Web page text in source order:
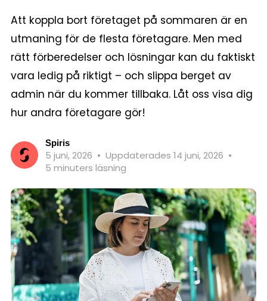
Att koppla bort företaget på sommaren är en
utmaning för de flesta företagare. Men med
rätt förberedelser och lösningar kan du faktiskt
vara ledig på riktigt – och slippa berget av
admin när du kommer tillbaka. Låt oss visa dig
hur andra företagare gör!
Spiris
5 juni, 2026 • Uppdaterades 14 juni, 2026 •
5 minuters läsning